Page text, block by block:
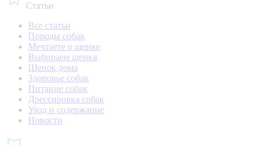
Статьи
Все статьи
Породы собак
Мечтаете о щенке
Выбираем щенка
Щенок дома
Здоровье собак
Питание собак
Дрессировка собак
Уход и содержание
Новости